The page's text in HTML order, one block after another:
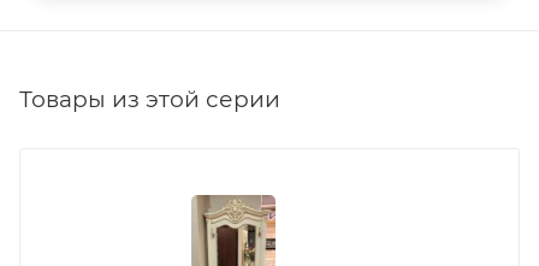
Товары из этой серии